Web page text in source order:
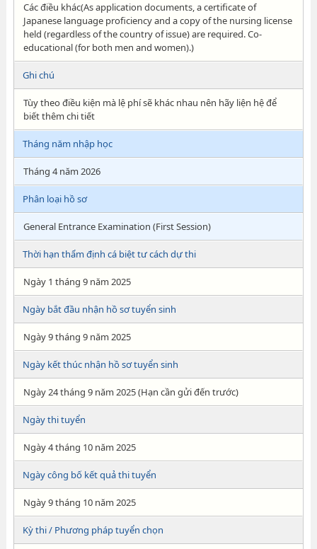
Các điều khác(As application documents, a certificate of
Japanese language proficiency and a copy of the nursing license
held (regardless of the country of issue) are required. Co-
educational (for both men and women).)
Ghi chú
Tùy theo điều kiện mà lệ phí sẽ khác nhau nên hãy liện hệ để
biết thêm chi tiết
Tháng năm nhập học
Tháng 4 năm 2026
Phân loại hồ sơ
General Entrance Examination (First Session)
Thời hạn thẩm định cá biệt tư cách dự thi
Ngày 1 tháng 9 năm 2025
Ngày bắt đầu nhận hồ sơ tuyển sinh
Ngày 9 tháng 9 năm 2025
Ngày kết thúc nhận hồ sơ tuyển sinh
Ngày 24 tháng 9 năm 2025 (Hạn cần gửi đến trước)
Ngày thi tuyển
Ngày 4 tháng 10 năm 2025
Ngày công bố kết quả thi tuyển
Ngày 9 tháng 10 năm 2025
Kỳ thi / Phương pháp tuyển chọn